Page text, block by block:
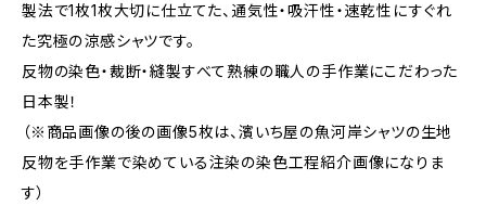
製法で1枚1枚大切に仕立てた、通気性・吸汗性・速乾性にすぐれ
た究極の涼感シャツです。
反物の染色・裁断・縫製すべて熟練の職人の手作業にこだわった
日本製！
（※商品画像の後の画像5枚は、濱いち屋の魚河岸シャツの生地
反物を手作業で染めている注染の染色工程紹介画像になりま
す）